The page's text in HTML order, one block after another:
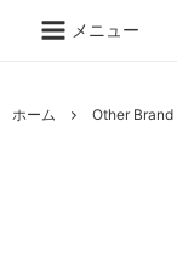
メニュー
ホーム Other Brand